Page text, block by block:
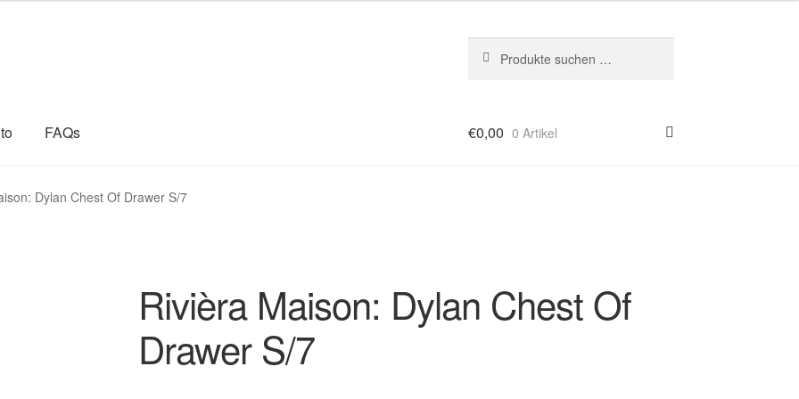
nach:
FAQs
Kasse Kontakt Lava Gartenmöbel
€0,00 0 Artikel
Dylan Chest Of Drawer S/7
Rivièra Maison: Dylan Chest Of
Drawer S/7